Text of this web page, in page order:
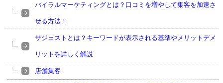
バイラルマーケティングとは？口コミを増やして集客を加速さ
せる方法！
サジェストとは？キーワードが表示される基準やメリットデメ
リットを詳しく解説
店舗集客